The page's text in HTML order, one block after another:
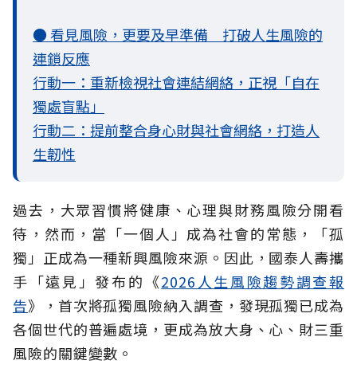
● 看見風險，更要及早準備 打破人生風險的
連鎖反應
行動一：重新檢視社會連結網絡，正視「自在
獨處盲點」
行動二：提前整合身心財與社會網絡，打造人
生韌性
過去，大眾習慣將健康、心理與財務風險分開看
待，然而，當「一個人」成為社會的常態，「孤
獨」正成為一種新興風險來源。因此，國泰人壽攜
手「遠見」發布的《2026人生風險趨勢調查報
告》，首次將孤獨風險納入調查，發現孤獨已成為
各個世代的普遍處境，更成為放大身、心、財三重
風險的關鍵變數。